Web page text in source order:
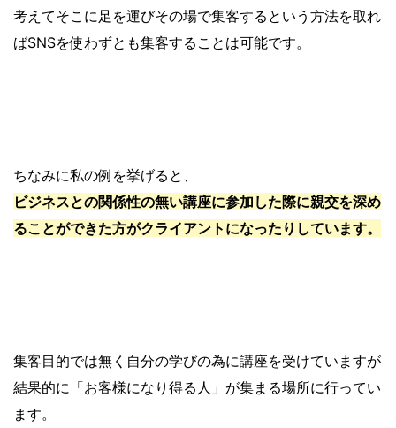
考えてそこに足を運びその場で集客するという方法を取れ
ばSNSを使わずとも集客することは可能です。
ちなみに私の例を挙げると、
ビジネスとの関係性の無い講座に参加した際に親交を深め
ることができた方がクライアントになったりしています。
集客目的では無く自分の学びの為に講座を受けていますが
結果的に「お客様になり得る人」が集まる場所に行ってい
ます。